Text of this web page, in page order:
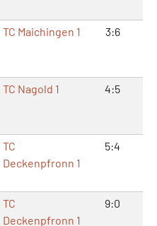
TC Maichingen 1 3:6
TC Nagold 1 4:5
TC
Deckenpfronn 1
5:4
TC
Deckenpfronn 1
9:0